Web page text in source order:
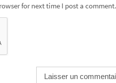
for next time I post a comment.